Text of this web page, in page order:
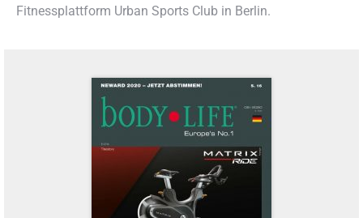
Fitnessplattform Urban Sports Club in Berlin.